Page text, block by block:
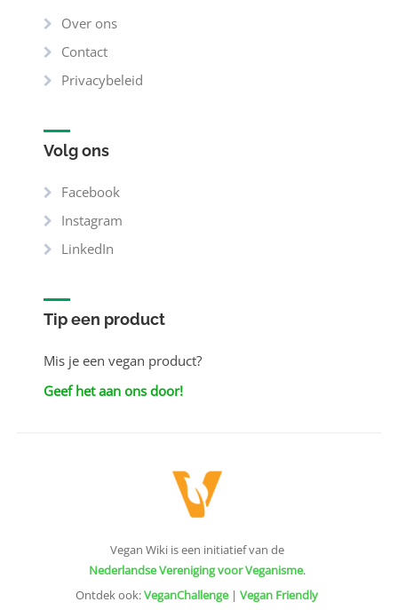
Over ons
Contact
Privacybeleid
Volg ons
Facebook
Instagram
LinkedIn
Tip een product
Mis je een vegan product?
Geef het aan ons door!
Vegan Wiki is een initiatief van de
Nederlandse Vereniging voor Veganisme.
Ontdek ook:VeganChallenge| Vegan Friendly